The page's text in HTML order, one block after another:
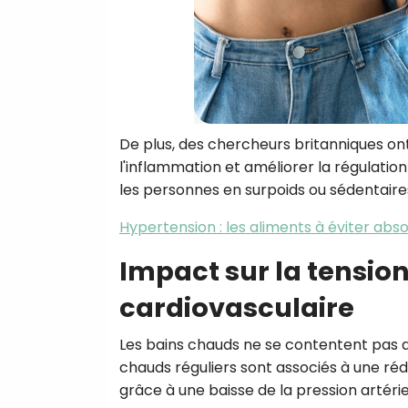
De plus, des chercheurs britanniques
l'inflammation et améliorer la
les personnes en surpoids ou
Hypertension : les aliments à éviter
Impact sur la
cardiovasculaire
Les bains chauds ne se contentent pas
chauds réguliers sont associés à une
grâce à une baisse de la pression